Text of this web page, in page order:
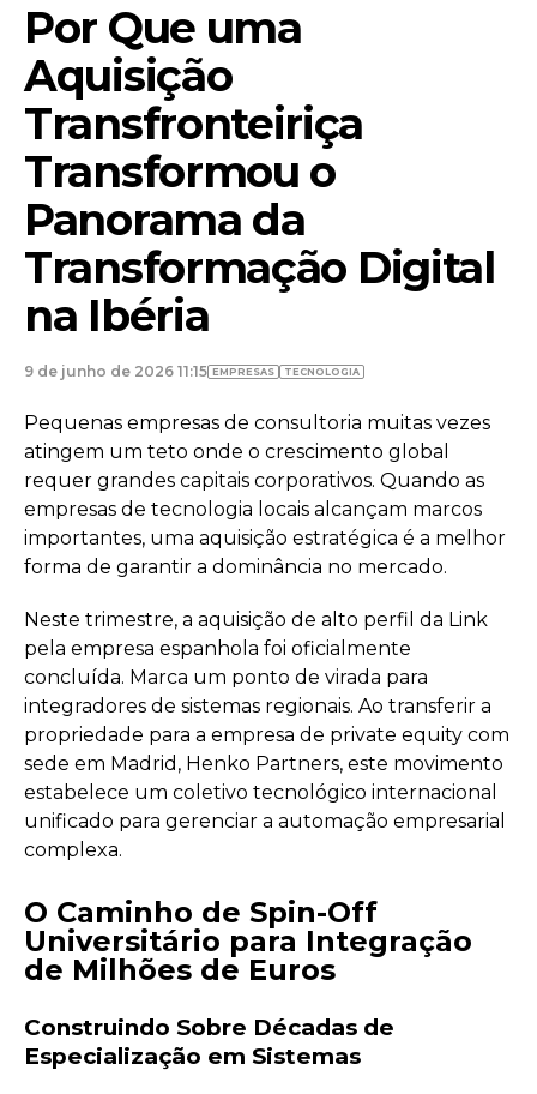
Por Que uma
Aquisição
Transfronteiriça
Transformou o
Panorama da
Transformação Digital
na Ibéria
9 de junho de 2026 11:15 EMPRESAS TECNOLOGIA
Pequenas empresas de consultoria muitas vezes
atingem um teto onde o crescimento global
requer grandes capitais corporativos. Quando as
empresas de tecnologia locais alcançam marcos
importantes, uma aquisição estratégica é a melhor
forma de garantir a dominância no mercado.
Neste trimestre, a aquisição de alto perfil da Link
pela empresa espanhola foi oficialmente
concluída. Marca um ponto de virada para
integradores de sistemas regionais. Ao transferir a
propriedade para a empresa de private equity com
sede em Madrid, Henko Partners, este movimento
estabelece um coletivo tecnológico internacional
unificado para gerenciar a automação empresarial
complexa.
O Caminho de Spin-Off
Universitário para Integração
de Milhões de Euros
Construindo Sobre Décadas de
Especialização em Sistemas